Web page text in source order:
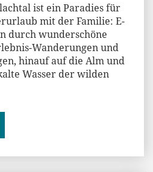
ist ein Paradies für
mit der Familie: E-
durch wunderschöne
Wanderungen und
hinauf auf die Alm und
Wasser der wilden